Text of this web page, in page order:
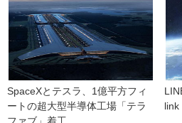
SpaceXとテスラ、1億平方フィ
ートの超大型半導体工場「テラ
link